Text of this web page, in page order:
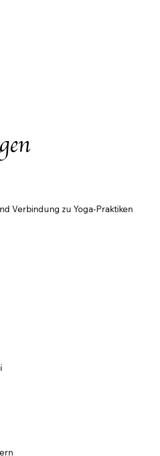
Verbindung zu Yoga-Praktiken